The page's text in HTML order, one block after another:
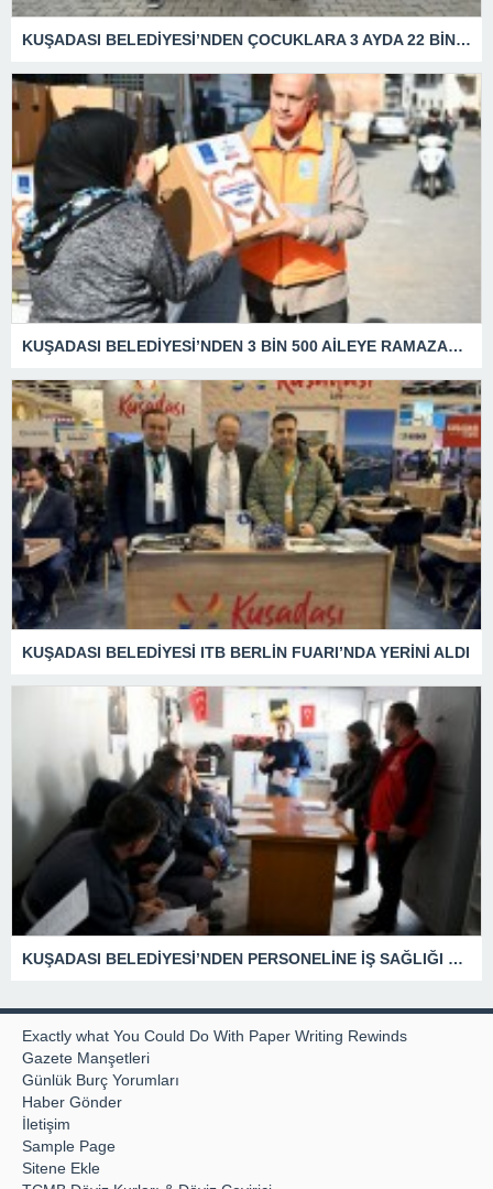
KUŞADASI BELEDİYESİ’NDEN ÇOCUKLARA 3 AYDA 22 BİN LİTRE SÜT DESTEĞİ
KUŞADASI BELEDİYESİ’NDEN 3 BİN 500 AİLEYE RAMAZAN YARDIMI
KUŞADASI BELEDİYESİ ITB BERLİN FUARI’NDA YERİNİ ALDI
KUŞADASI BELEDİYESİ’NDEN PERSONELİNE İŞ SAĞLIĞI VE GÜVENLİĞİ EĞİTİMİ
Exactly what You Could Do With Paper Writing Rewinds
Gazete Manşetleri
Günlük Burç Yorumları
Haber Gönder
İletişim
Sample Page
Sitene Ekle